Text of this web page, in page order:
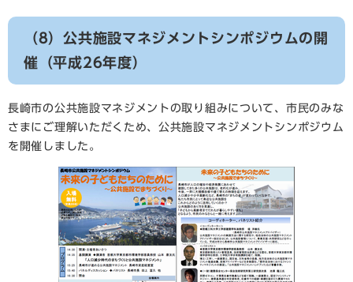
（8）公共施設マネジメントシンポジウムの開
催（平成26年度）
長崎市の公共施設マネジメントの取り組みについて、市民のみな
さまにご理解いただくため、公共施設マネジメントシンポジウム
を開催しました。